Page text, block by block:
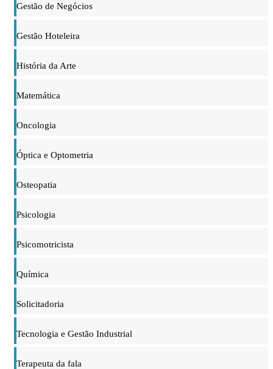
Gestão de Negócios
Gestão Hoteleira
História da Arte
Matemática
Oncologia
Óptica e Optometria
Osteopatia
Psicologia
Psicomotricista
Química
Solicitadoria
Tecnologia e Gestão Industrial
Terapeuta da fala